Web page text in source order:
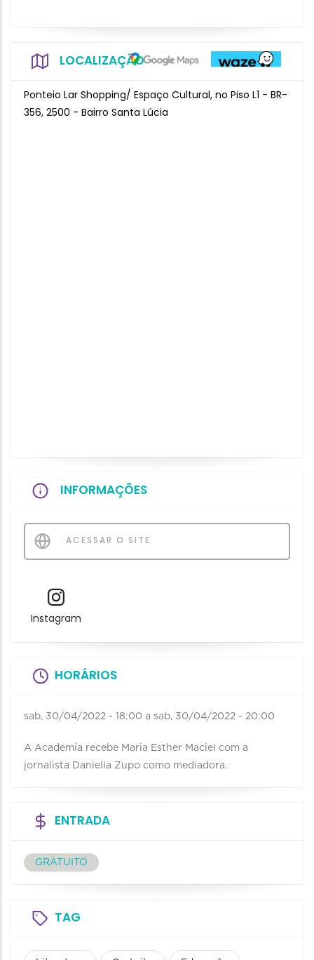
LOCALIZAÇÃO
Ponteio Lar Shopping/ Espaço Cultural, no Piso L1 - BR-
356, 2500 - Bairro Santa Lúcia
INFORMAÇÕES
ACESSAR O SITE
Instagram
HORÁRIOS
sab, 30/04/2022 - 18:00 a sab, 30/04/2022 - 20:00
A Academia recebe Maria Esther Maciel com a
jornalista Daniella Zupo como mediadora.
ENTRADA
GRATUITO
TAG